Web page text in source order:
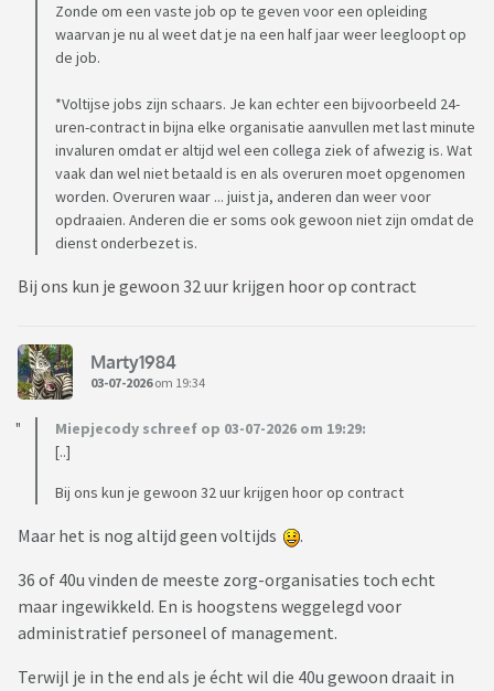
Zonde om een vaste job op te geven voor een opleiding
waarvan je nu al weet dat je na een half jaar weer leegloopt op
de job.
*Voltijse jobs zijn schaars. Je kan echter een bijvoorbeeld 24-
uren-contract in bijna elke organisatie aanvullen met last minute
invaluren omdat er altijd wel een collega ziek of afwezig is. Wat
vaak dan wel niet betaald is en als overuren moet opgenomen
worden. Overuren waar ... juist ja, anderen dan weer voor
opdraaien. Anderen die er soms ook gewoon niet zijn omdat de
dienst onderbezet is.
Bij ons kun je gewoon 32 uur krijgen hoor op contract
Marty1984
03-07-2026om 19:34
Miepjecody schreef op 03-07-2026 om 19:29:
[..]
Bij ons kun je gewoon 32 uur krijgen hoor op contract
Maar het is nog altijd geen voltijds
.
36 of 40u vinden de meeste zorg-organisaties toch echt
maar ingewikkeld. En is hoogstens weggelegd voor
administratief personeel of management.
Terwijl je in the end als je écht wil die 40u gewoon draait in